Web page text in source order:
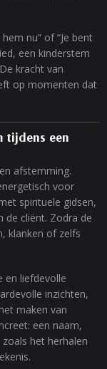
nu” of “Je bent
een kinderstem
kracht van
op momenten dat
tijdens een
afstemming.
voor
spirituele gidsen,
de cliënt. Zodra de
klanken of zelfs
en liefdevolle
inzichten,
maken van
een naam,
het herhalen